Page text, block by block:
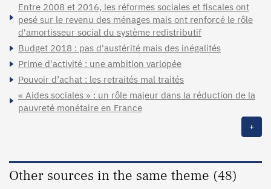
Entre 2008 et 2016, les réformes sociales et fiscales ont
pesé sur le revenu des ménages mais ont renforcé le rôle
d'amortisseur social du système redistributif
Budget 2018 : pas d'austérité mais des inégalités
Prime d'activité : une ambition varlopée
Pouvoir d’achat : les retraités mal traités
« Aides sociales » : un rôle majeur dans la réduction de la
pauvreté monétaire en France
+
Other sources in the same theme (48)